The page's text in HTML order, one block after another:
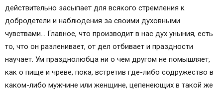
действительно засыпает для всякого стремления к
добродетели и наблюдения за своими духовными
чувствами… Главное, что производит в нас дух уныния, есть
то, что он разленивает, от дел отбивает и праздности
научает. Ум празднолюбца ни о чем другом не помышляет,
как о пище и чреве, пока, встретив где-либо содружество в
каком-либо мужчине или женщине, цепенеющих в такой же